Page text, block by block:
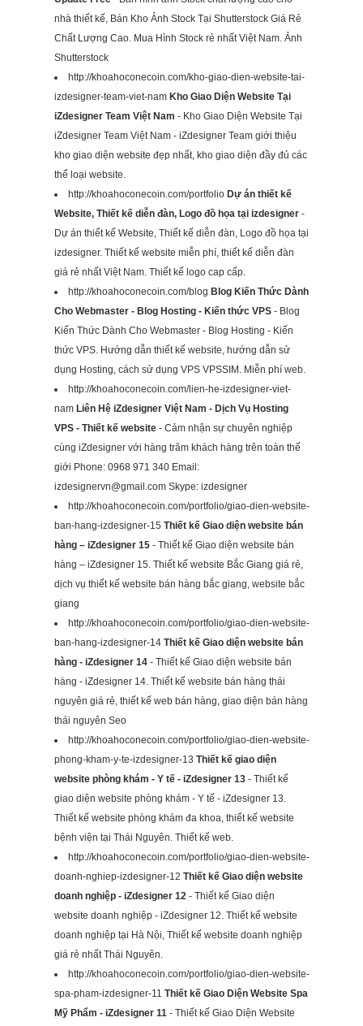
nhà thiết kế, Bán Kho Ảnh Stock Tại Shutterstock Giá Rẻ
Chất Lượng Cao. Mua Hình Stock rẻ nhất Việt Nam. Ảnh
Shutterstock
http://khoahoconecoin.com/kho-giao-dien-website-tai-
izdesigner-team-viet-nam Kho Giao Diện Website Tại
iZdesigner Team Việt Nam - Kho Giao Diện Website Tại
iZdesigner Team Việt Nam - iZdesigner Team giới thiệu
kho giao diện website đẹp nhất, kho giao diện đầy đủ các
thể loại website.
http://khoahoconecoin.com/portfolio Dự án thiết kế
Website, Thiết kế diễn đàn, Logo đồ họa tại izdesigner-
Dự án thiết kế Website, Thiết kế diễn đàn, Logo đồ họa tại
izdesigner. Thiết kế website miễn phí, thiết kế diễn đàn
giá rẻ nhất Việt Nam. Thiết kế logo cap cấp.
http://khoahoconecoin.com/blog Blog Kiến Thức Dành
Cho Webmaster - Blog Hosting - Kiến thức VPS- Blog
Kiến Thức Dành Cho Webmaster - Blog Hosting - Kiến
thức VPS. Hướng dẫn thiết kế website, hướng dẫn sử
dụng Hosting, cách sử dụng VPS VPSSIM. Miễn phí web.
http://khoahoconecoin.com/lien-he-izdesigner-viet-
nam Liên Hệ iZdesigner Việt Nam - Dịch Vụ Hosting
VPS - Thiết kế website- Cảm nhận sự chuyên nghiệp
cùng iZdesigner với hàng trăm khách hàng trên toàn thế
giới Phone: 0968 971 340 Email:
izdesignervn@gmail.comSkype: izdesigner
http://khoahoconecoin.com/portfolio/giao-dien-website-
ban-hang-izdesigner-15 Thiết kế Giao diện website bán
hàng – iZdesigner 15- Thiết kế Giao diện website bán
hàng – iZdesigner 15. Thiết kế website Bắc Giang giá rẻ,
dịch vụ thiết kế website bán hàng bắc giang, website bắc
giang
http://khoahoconecoin.com/portfolio/giao-dien-website-
ban-hang-izdesigner-14 Thiết kế Giao diện website bán
hàng - iZdesigner 14- Thiết kế Giao diện website bán
hàng - iZdesigner 14. Thiết kế website bán hàng thái
nguyên giá rẻ, thiết kế web bán hàng, giao diện bán hàng
thái nguyên Seo
http://khoahoconecoin.com/portfolio/giao-dien-website-
phong-kham-y-te-izdesigner-13 Thiết kế giao diện
website phòng khám - Y tế - iZdesigner 13- Thiết kế
giao diện website phòng khám - Y tế - iZdesigner 13.
Thiết kế website phòng khám đa khoa, thiết kế website
bệnh viện tại Thái Nguyên. Thiết kế web.
http://khoahoconecoin.com/portfolio/giao-dien-website-
doanh-nghiep-izdesigner-12 Thiết kế Giao diện website
doanh nghiệp - iZdesigner 12- Thiết kế Giao diện
website doanh nghiệp - iZdesigner 12. Thiết kế website
doanh nghiệp tại Hà Nội, Thiết kế website doanh nghiệp
giá rẻ nhất Thái Nguyên.
http://khoahoconecoin.com/portfolio/giao-dien-website-
spa-pham-izdesigner-11 Thiết kế Giao Diện Website Spa
Mỹ Phẩm - iZdesigner 11- Thiết kế Giao Diện Website